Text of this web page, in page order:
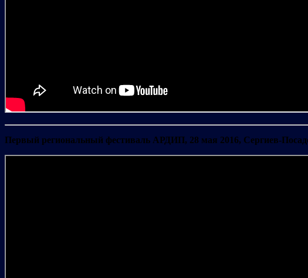
Первый региональный фестиваль АРДИП, 28 мая 2016, Сергиев-